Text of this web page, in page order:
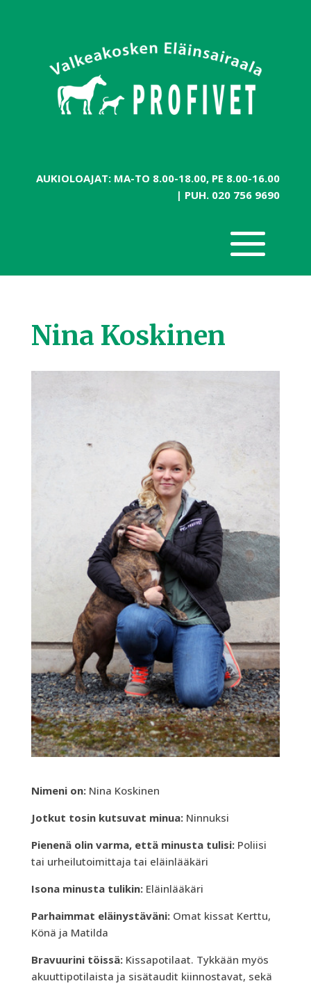
AUKIOLOAJAT: MA-TO 8.00-18.00, PE 8.00-16.00
| PUH. 020 756 9690
Nina Koskinen
Nimeni on: Nina Koskinen
Jotkut tosin kutsuvat minua: Ninnuksi
Pienenä olin varma, että minusta tulisi: Poliisi
tai urheilutoimittaja tai eläinlääkäri
Isona minusta tulikin: Eläinlääkäri
Parhaimmat eläinystäväni: Omat kissat Kerttu,
Könä ja Matilda
Bravuurini töissä: Kissapotilaat. Tykkään myös
akuuttipotilaista ja sisätaudit kiinnostavat, sekä